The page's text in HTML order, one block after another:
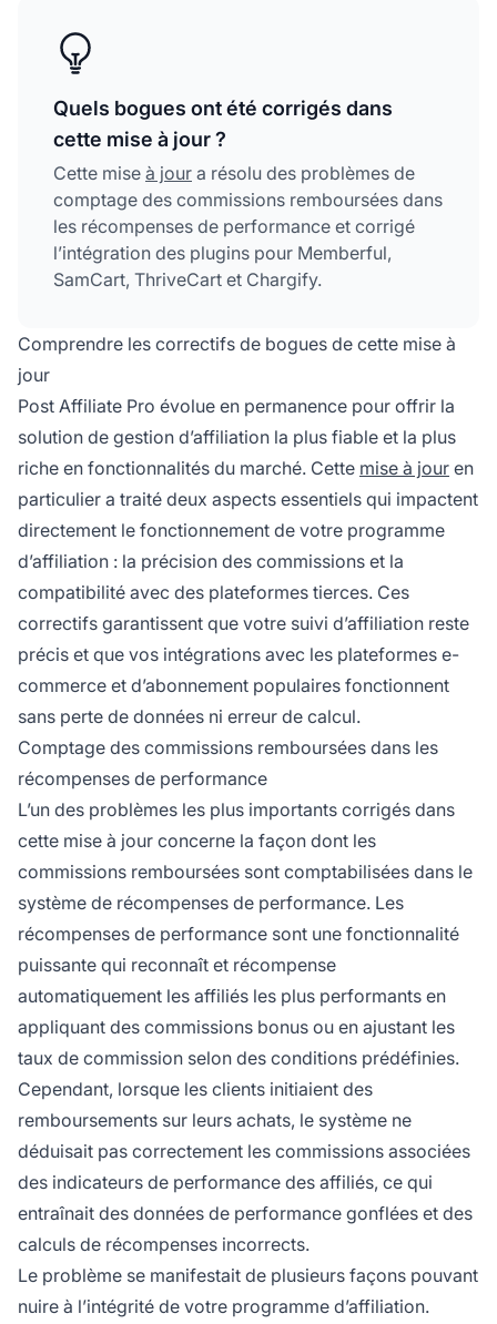
Quels bogues ont été corrigés dans
cette mise à jour ?
Cette mise à jour a résolu des problèmes de
comptage des commissions remboursées dans
les récompenses de performance et corrigé
l’intégration des plugins pour Memberful,
SamCart, ThriveCart et Chargify.
Comprendre les correctifs de bogues de cette mise à
jour
Post Affiliate Pro évolue en permanence pour offrir la
solution de gestion d’affiliation la plus fiable et la plus
riche en fonctionnalités du marché. Cette mise à jour en
particulier a traité deux aspects essentiels qui impactent
directement le fonctionnement de votre programme
d’affiliation : la précision des commissions et la
compatibilité avec des plateformes tierces. Ces
correctifs garantissent que votre suivi d’affiliation reste
précis et que vos intégrations avec les plateformes e-
commerce et d’abonnement populaires fonctionnent
sans perte de données ni erreur de calcul.
Comptage des commissions remboursées dans les
récompenses de performance
L’un des problèmes les plus importants corrigés dans
cette mise à jour concerne la façon dont les
commissions remboursées sont comptabilisées dans le
système de récompenses de performance. Les
récompenses de performance sont une fonctionnalité
puissante qui reconnaît et récompense
automatiquement les affiliés les plus performants en
appliquant des commissions bonus ou en ajustant les
taux de commission selon des conditions prédéfinies.
Cependant, lorsque les clients initiaient des
remboursements sur leurs achats, le système ne
déduisait pas correctement les commissions associées
des indicateurs de performance des affiliés, ce qui
entraînait des données de performance gonflées et des
calculs de récompenses incorrects.
Le problème se manifestait de plusieurs façons pouvant
nuire à l’intégrité de votre programme d’affiliation.